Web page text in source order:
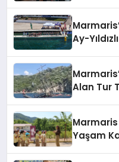
Ay-
Alan Tur
Marmaris
Yaşam